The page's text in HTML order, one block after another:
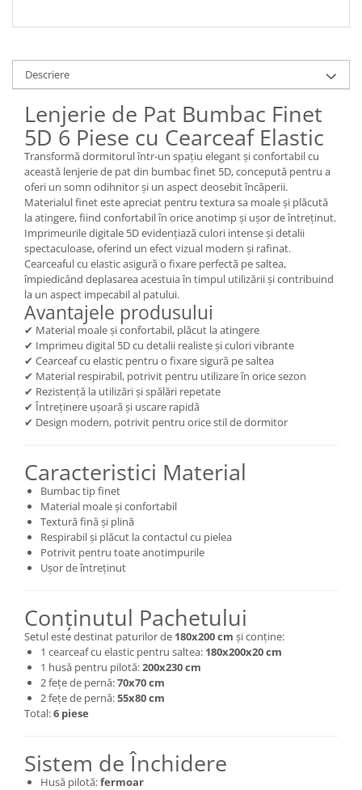
Descriere
Lenjerie de Pat Bumbac Finet
5D 6 Piese cu Cearceaf Elastic
Transformă dormitorul într-un spațiu elegant și confortabil cu
această lenjerie de pat din bumbac finet 5D, concepută pentru a
oferi un somn odihnitor și un aspect deosebit încăperii.
Materialul finet este apreciat pentru textura sa moale și plăcută
la atingere, fiind confortabil în orice anotimp și ușor de întreținut.
Imprimeurile digitale 5D evidențiază culori intense și detalii
spectaculoase, oferind un efect vizual modern și rafinat.
Cearceaful cu elastic asigură o fixare perfectă pe saltea,
împiedicând deplasarea acestuia în timpul utilizării și contribuind
la un aspect impecabil al patului.
Avantajele produsului
✔ Material moale și confortabil, plăcut la atingere
✔ Imprimeu digital 5D cu detalii realiste și culori vibrante
✔ Cearceaf cu elastic pentru o fixare sigură pe saltea
✔ Material respirabil, potrivit pentru utilizare în orice sezon
✔ Rezistență la utilizări și spălări repetate
✔ Întreținere ușoară și uscare rapidă
✔ Design modern, potrivit pentru orice stil de dormitor
Caracteristici Material
Bumbac tip finet
Material moale și confortabil
Textură fină și plină
Respirabil și plăcut la contactul cu pielea
Potrivit pentru toate anotimpurile
Ușor de întreținut
Conținutul Pachetului
Setul este destinat paturilor de 180x200 cm și conține:
1 cearceaf cu elastic pentru saltea: 180x200x20 cm
1 husă pentru pilotă:200x230 cm
2 fețe de pernă:70x70 cm
2 fețe de pernă:55x80 cm
Total:6 piese
Sistem de Închidere
Husă pilotă:fermoar